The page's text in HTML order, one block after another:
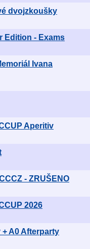
dvojzkoušky
Edition - Exams
Ivana
Aperitiv
- ZRUŠENO
2026
A0 Afterparty